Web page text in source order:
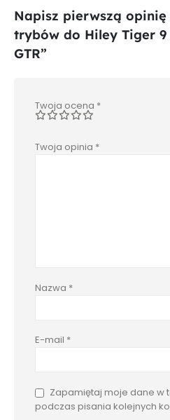
Napisz pierwszą opinię
trybów do Hiley Tiger 9
GTR”
Twoja ocena *
Twoja opinia *
Nazwa *
E-mail *
Zapamiętaj moje dane w
podczas pisania kolejnych